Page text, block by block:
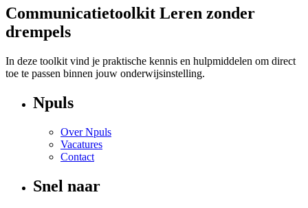
Communicatietoolkit Leren zonder
drempels
In deze toolkit vind je praktische kennis en hulpmiddelen om direct
toe te passen binnen jouw onderwijsinstelling.
Npuls
Over Npuls
Vacatures
Contact
Snel naar